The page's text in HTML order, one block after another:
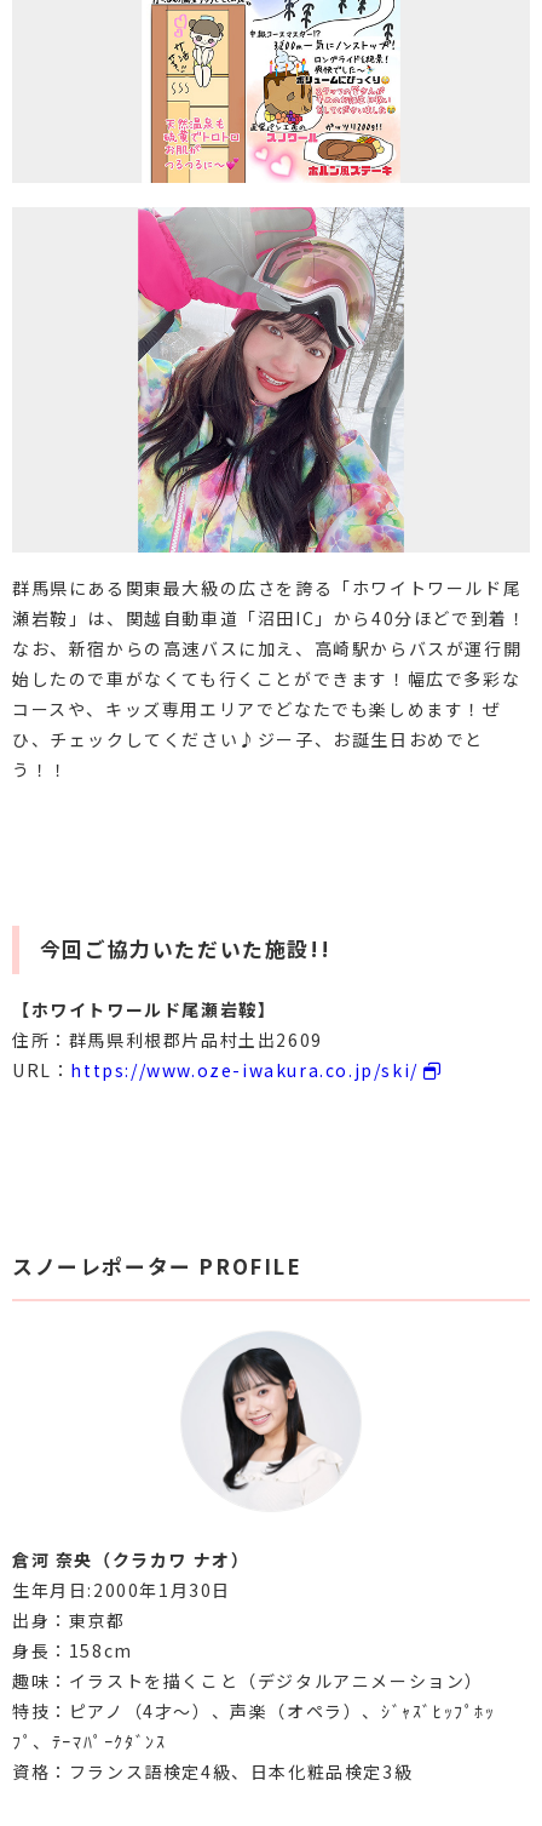
群馬県にある関東最大級の広さを誇る「ホワイトワールド尾
瀬岩鞍」は、関越自動車道「沼田IC」から40分ほどで到着！
なお、新宿からの高速バスに加え、高崎駅からバスが運行開
始したので車がなくても行くことができます！幅広で多彩な
コースや、キッズ専用エリアでどなたでも楽しめます！ぜ
ひ、チェックしてください♪ジー子、お誕生日おめでと
う！！
今回ご協力いただいた施設!!
【ホワイトワールド尾瀬岩鞍】
住所：群馬県利根郡片品村土出2609
URL： https://www.oze-iwakura.co.jp/ski/
スノーレポーター PROFILE
倉河 奈央（クラカワ ナオ）
生年月日:2000年1月30日
出身：東京都
身長：158cm
趣味：イラストを描くこと（デジタルアニメーション）
特技：ピアノ（4才～）、声楽（オペラ）、ｼﾞｬｽﾞﾋｯﾌﾟﾎｯ
ﾌﾟ、ﾃｰﾏﾊﾟｰｸﾀﾞﾝｽ
資格：フランス語検定4級、日本化粧品検定3級